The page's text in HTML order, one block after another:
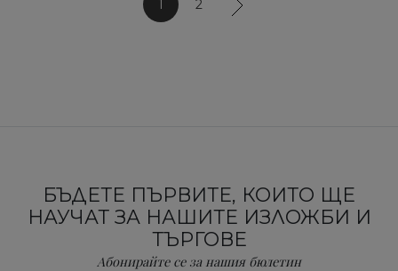
1 2
БЪДЕТЕ ПЪРВИТЕ, КОИТО ЩЕ
НАУЧАТ ЗА НАШИТЕ ИЗЛОЖБИ И
ТЪРГОВЕ
Абонирайте се за нашия бюлетин